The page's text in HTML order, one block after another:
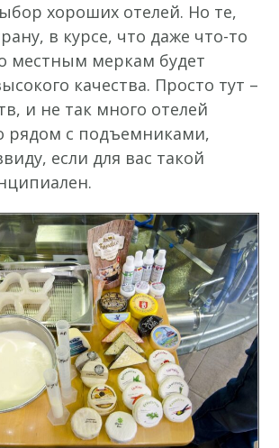
хороших отелей. Но те,
в курсе, что даже что-то
местным меркам будет
качества. Просто тут –
и не так много отелей
рядом с подъемниками,
если для вас такой